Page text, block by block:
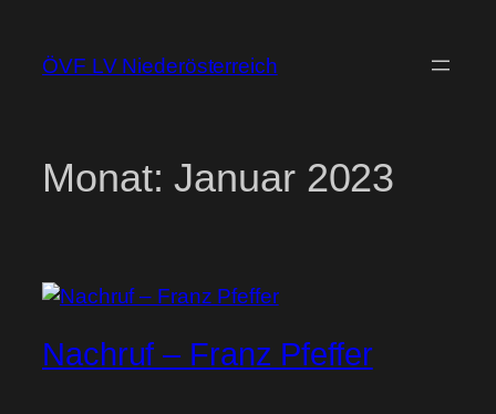
springen
ÖVF LV Niederösterreich
Monat:Januar 2023
Nachruf – Franz Pfeffer